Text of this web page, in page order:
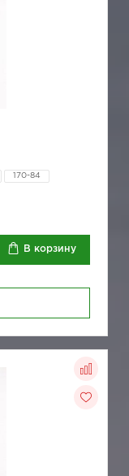
170-84
В корзину